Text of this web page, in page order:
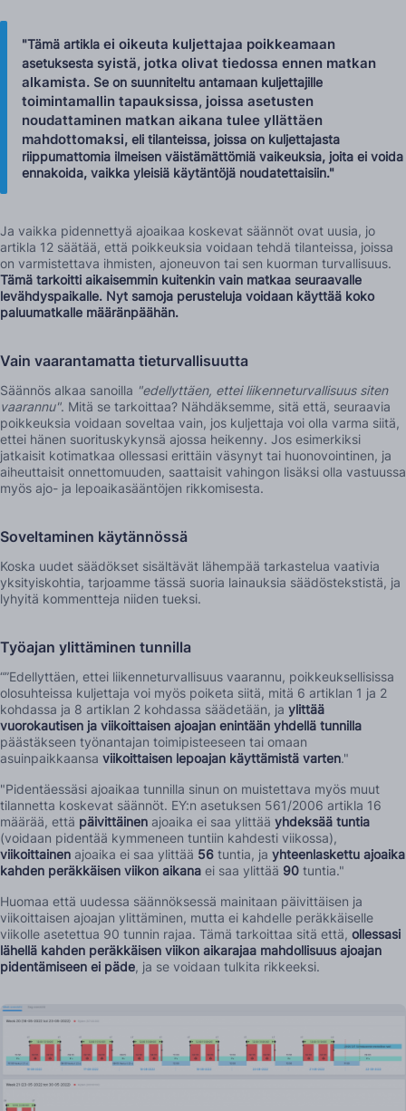
"Tämä artikla ei oikeuta kuljettajaa poikkeamaan
asetuksesta syistä, jotka olivat tiedossa ennen matkan
alkamista. Se on suunniteltu antamaan kuljettajille
toimintamallin tapauksissa, joissa asetusten
noudattaminen matkan aikana tulee yllättäen
mahdottomaksi, eli tilanteissa, joissa on kuljettajasta
riippumattomia ilmeisen väistämättömiä vaikeuksia, joita ei voida
ennakoida, vaikka yleisiä käytäntöjä noudatettaisiin."
Ja vaikka pidennettyä ajoaikaa koskevat säännöt ovat uusia, jo
artikla 12 säätää, että poikkeuksia voidaan tehdä tilanteissa, joissa
on varmistettava ihmisten, ajoneuvon tai sen kuorman turvallisuus.
Tämä tarkoitti aikaisemmin kuitenkin vain matkaa seuraavalle
levähdyspaikalle. Nyt samoja perusteluja voidaan käyttää koko
paluumatkalle määränpäähän.
Vain vaarantamatta tieturvallisuutta
Säännös alkaa sanoilla "edellyttäen, ettei liikenneturvallisuus siten
vaarannu". Mitä se tarkoittaa? Nähdäksemme, sitä että, seuraavia
poikkeuksia voidaan soveltaa vain, jos kuljettaja voi olla varma siitä,
ettei hänen suorituskykynsä ajossa heikenny. Jos esimerkiksi
jatkaisit kotimatkaa ollessasi erittäin väsynyt tai huonovointinen, ja
aiheuttaisit onnettomuuden, saattaisit vahingon lisäksi olla vastuussa
myös ajo- ja lepoaikasääntöjen rikkomisesta.
Soveltaminen käytännössä
Koska uudet säädökset sisältävät lähempää tarkastelua vaativia
yksityiskohtia, tarjoamme tässä suoria lainauksia säädöstekstistä, ja
lyhyitä kommentteja niiden tueksi.
Työajan ylittäminen tunnilla
“”Edellyttäen, ettei liikenneturvallisuus vaarannu, poikkeuksellisissa
olosuhteissa kuljettaja voi myös poiketa siitä, mitä 6 artiklan 1 ja 2
kohdassa ja 8 artiklan 2 kohdassa säädetään, ja ylittää
vuorokautisen ja viikoittaisen ajoajan enintään yhdellä tunnilla
päästäkseen työnantajan toimipisteeseen tai omaan
asuinpaikkaansa viikoittaisen lepoajan käyttämistä varten."
"Pidentäessäsi ajoaikaa tunnilla sinun on muistettava myös muut
tilannetta koskevat säännöt. EY:n asetuksen 561/2006 artikla 16
määrää, että päivittäinen ajoaika ei saa ylittää yhdeksää tuntia
(voidaan pidentää kymmeneen tuntiin kahdesti viikossa),
viikoittainen ajoaika ei saa ylittää 56 tuntia, ja yhteenlaskettu ajoaika
kahden peräkkäisen viikon aikana ei saa ylittää 90 tuntia."
Huomaa että uudessa säännöksessä mainitaan päivittäisen ja
viikoittaisen ajoajan ylittäminen, mutta ei kahdelle peräkkäiselle
viikolle asetettua 90 tunnin rajaa. Tämä tarkoittaa sitä että, ollessasi
lähellä kahden peräkkäisen viikon aikarajaa mahdollisuus ajoajan
pidentämiseen ei päde, ja se voidaan tulkita rikkeeksi.